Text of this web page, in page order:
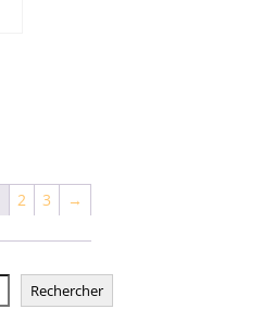
2 3 →
Rechercher